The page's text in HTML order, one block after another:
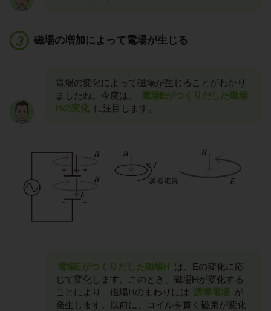
磁場の増加によって電場が生じる
電場の変化によって磁場が生じることがわかり
ましたね。今度は、
電場Eがつくりだした磁場
Hの変化 に注目します。
電場Eがつくりだした磁場H は、Eの変化に応
じて変化します。このとき、磁場Hが変化する
ことにより、磁場Hのまわりには 誘導電場 が
発生します。以前に、コイルを貫く磁束が変化